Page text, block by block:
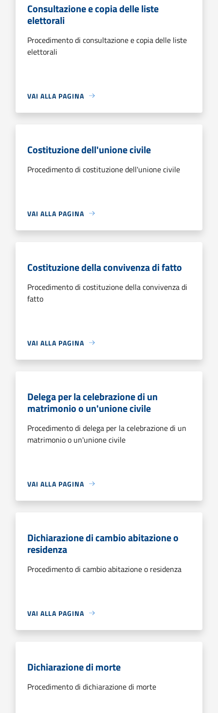
Consultazione e copia delle liste
elettorali
Procedimento di consultazione e copia delle liste
elettorali
VAI ALLA PAGINA
Costituzione dell'unione civile
Procedimento di costituzione dell'unione civile
VAI ALLA PAGINA
Costituzione della convivenza di fatto
Procedimento di costituzione della convivenza di
fatto
VAI ALLA PAGINA
Delega per la celebrazione di un
matrimonio o un'unione civile
Procedimento di delega per la celebrazione di un
matrimonio o un'unione civile
VAI ALLA PAGINA
Dichiarazione di cambio abitazione o
residenza
Procedimento di cambio abitazione o residenza
VAI ALLA PAGINA
Dichiarazione di morte
Procedimento di dichiarazione di morte